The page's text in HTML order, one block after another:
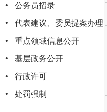
· 公务员招录
· 代表建议、委员提案办理
· 重点领域信息公开
· 基层政务公开
· 行政许可
· 处罚强制
武和谦主持召开五届市政府第105次常务会议 2026-02-04
五届市政府召开第104次常务会议暨第十次全体会议 2026-01-15